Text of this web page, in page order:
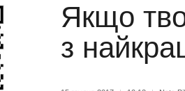
Якщо
з